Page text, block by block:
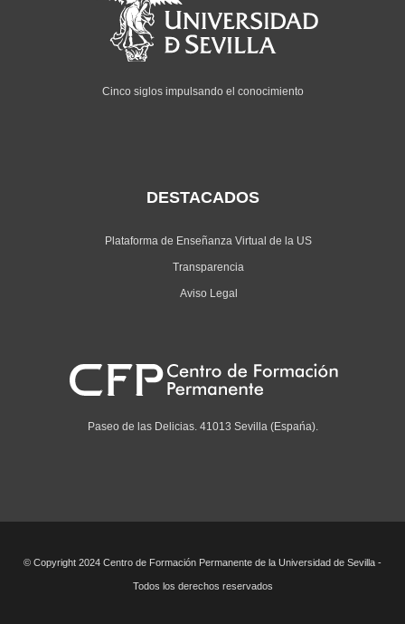
Cinco siglos impulsando el conocimiento
DESTACADOS
Plataforma de Enseñanza Virtual de la US
Transparencia
Aviso Legal
Paseo de las Delicias. 41013 Sevilla (Espańa).
© Copyright 2024 Centro de Formación Permanente de la Universidad de Sevilla -
Todos los derechos reservados